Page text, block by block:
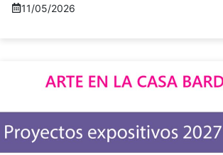
11/05/2026